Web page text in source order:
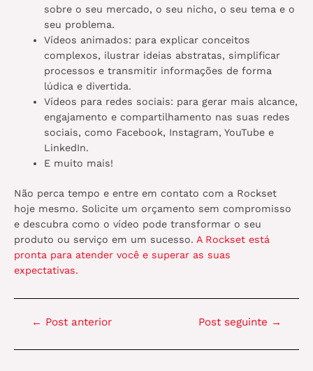
sobre o seu mercado, o seu nicho, o seu tema e o
seu problema.
Vídeos animados: para explicar conceitos
complexos, ilustrar ideias abstratas, simplificar
processos e transmitir informações de forma
lúdica e divertida.
Vídeos para redes sociais: para gerar mais alcance,
engajamento e compartilhamento nas suas redes
sociais, como Facebook, Instagram, YouTube e
LinkedIn.
E muito mais!
Não perca tempo e entre em contato com a Rockset
hoje mesmo. Solicite um orçamento sem compromisso
e descubra como o vídeo pode transformar o seu
produto ou serviço em um sucesso. A Rockset está
pronta para atender você e superar as suas
expectativas.
Navegação
Post
← Post anterior Post seguinte →